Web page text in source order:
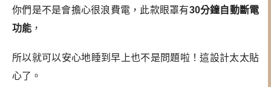
你們是不是會擔心很浪費電，此款眼罩有30分鐘自動斷電
功能 ，
所以就可以安心地睡到早上也不是問題啦！這設計太太貼
心了。